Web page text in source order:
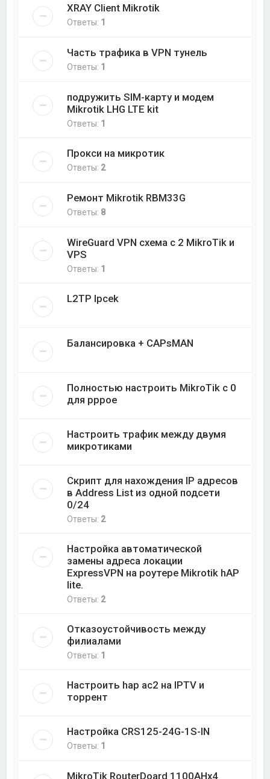
XRAY Client Mikrotik
Ответы: 1
Часть трафика в VPN тунель
Ответы: 1
подружить SIM-карту и модем
Mikrotik LHG LTE kit
Ответы: 1
Прокси на микротик
Ответы: 2
Ремонт Mikrotik RBM33G
Ответы: 8
WireGuard VPN схема с 2 MikroTik и
VPS
Ответы: 1
L2TP Ipcek
Балансировка + CAPsMAN
Полностью настроить MikroTik с 0
для pppoe
Настроить трафик между двумя
микротиками
Скрипт для нахождения IP адресов
в Address List из одной подсети
0/24
Ответы: 2
Настройка автоматической
замены адреса локации
ExpressVPN на роутере Mikrotik hAP
lite.
Ответы: 2
Отказоустойчивость между
филиалами
Ответы: 1
Настроить hap ac2 на IPTV и
торрент
Настройка CRS125-24G-1S-IN
Ответы: 1
MikroTik RouterDoard 1100AHx4